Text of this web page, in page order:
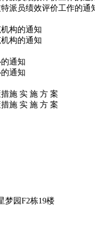
派员绩效评价工作的通
构的通知
构的通知
通知
通知
施 实 施 方 案
施 实 施 方 案
梦园F2栋19楼